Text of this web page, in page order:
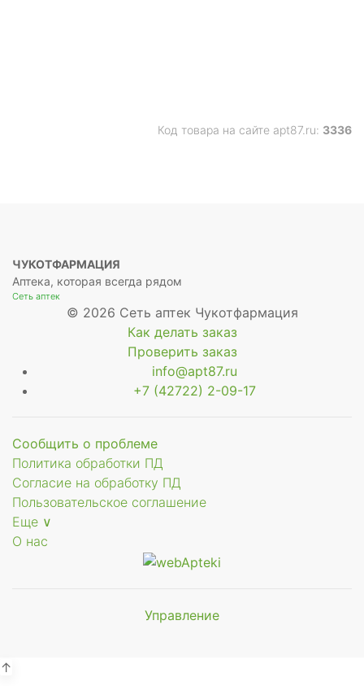
Код товара на сайте apt87.ru: 3336
ЧУКОТФАРМАЦИЯ
Аптека, которая всегда рядом
Сеть аптек
© 2026 Сеть аптек Чукотфармация
Как делать заказ
Проверить заказ
info@apt87.ru
+7 (42722) 2-09-17
Сообщить о проблеме
Политика обработки ПД
Согласие на обработку ПД
Пользовательское соглашение
Еще ∨
О нас
Управление
↑
Мы будем